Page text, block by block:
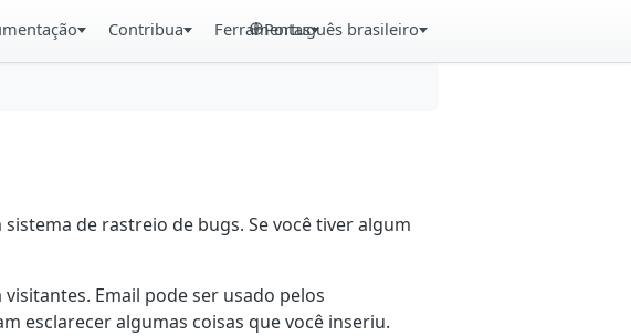
Contribua FerramentasPortuguês brasileiro
de rastreio de bugs. Se você tiver algum
Email pode ser usado pelos
esclarecer algumas coisas que você inseriu.